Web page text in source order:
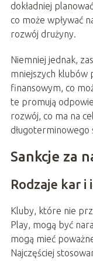
dokładniej
co może wpływać
rozwój drużyny.
Niemniej jednak,
mniejszych
finansowym, co
te promują
rozwój, co ma na
długoterminowego
Sankcje za
Rodzaje kar i
Kluby, które nie
Play, mogą być
mogą mieć
Najczęściej